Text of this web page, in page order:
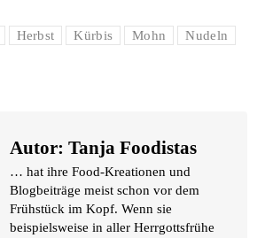
Herbst Kürbis Mohn
Nudeln
Autor: Tanja Foodistas
… hat ihre Food-Kreationen und
Blogbeiträge meist schon vor dem
Frühstück im Kopf. Wenn sie
beispielsweise in aller Herrgottsfrühe